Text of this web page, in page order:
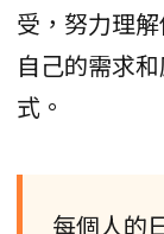
受，努力理
自己的需求
式。
每個人的